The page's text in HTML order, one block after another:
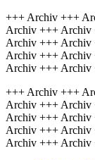
+++ Archiv +++
Archiv +++
Archiv +++
Archiv +++
Archiv +++
+++ Archiv +++
Archiv +++
Archiv +++
Archiv +++
Archiv +++